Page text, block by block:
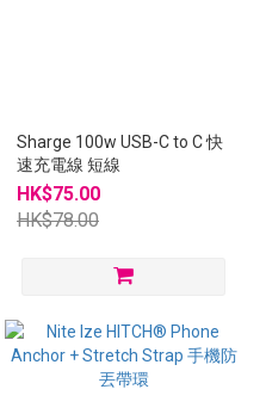
Sharge 100w USB-C to C 快
速充電線 短線
HK$75.00
HK$78.00